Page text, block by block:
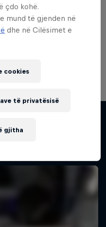
or four - this
çdo kohë.
mund të gjenden në
dhe në Cilësimet e
cookies
gjitha
të privatësisë